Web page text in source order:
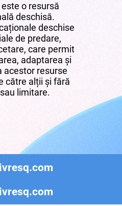
o resursă
deschisă.
deschise
de predare,
care permit
adaptarea și
acestor resurse
către alții și fără
limitare.